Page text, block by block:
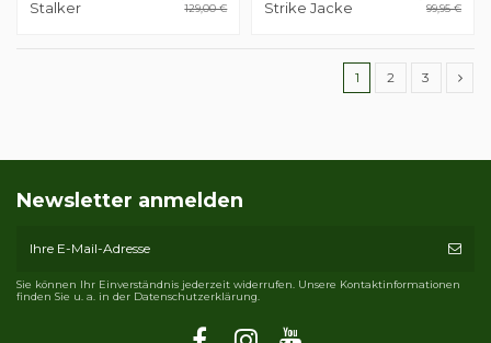
Stalker
129,00 €
Strike Jacke
99,95 €
1 2 3
Newsletter anmelden
Sie können Ihr Einverständnis jederzeit widerrufen. Unsere Kontaktinformationen
finden Sie u. a. in der Datenschutzerklärung.